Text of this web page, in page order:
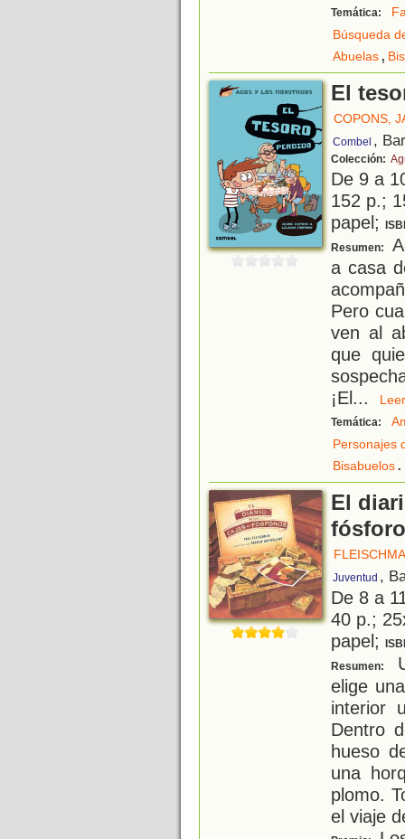
Temática:
Búsqueda
Abuelas,
El
COPONS,
Combel ,
Colección:
De 9 a
152 p.;
papel;
Resumen:
a casa
Pero
ven al
que
¡El...
Temática:
Personajes
Bisabuelos.
El
Juventud ,
De 8 a
40 p.;
papel;
Resumen:
elige
interior
Dentro
hueso
una
plomo.
el viaje